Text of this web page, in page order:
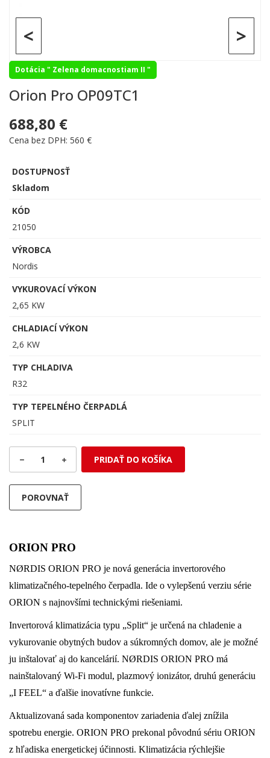
>
<
Dotácia " Zelena domacnostiam II "
Orion Pro OP09TC1
688,80 €
Cena bez DPH: 560 €
DOSTUPNOSŤ
Skladom
KÓD
21050
VÝROBCA
Nordis
VYKUROVACÍ VÝKON
2,65 KW
CHLADIACÍ VÝKON
2,6 KW
TYP CHLADIVA
R32
TYP TEPELNÉHO ČERPADLÁ
SPLIT
1 PRIDAŤ DO KOŠÍKA
POROVNAŤ
ORION PRO
NØRDIS ORION PRO je nová generácia invertorového
klimatizačného-tepelného čerpadla. Ide o vylepšenú verziu série
ORION s najnovšími technickými riešeniami.
Invertorová klimatizácia typu „Split“ je určená na chladenie a
vykurovanie obytných budov a súkromných domov, ale je možné
ju inštalovať aj do kancelárií. NØRDIS ORION PRO má
nainštalovaný Wi-Fi modul, plazmový ionizátor, druhú generáciu
„I FEEL“ a ďalšie inovatívne funkcie.
Aktualizovaná sada komponentov zariadenia ďalej znížila
spotrebu energie. ORION PRO prekonal pôvodnú sériu ORION
z hľadiska energetickej účinnosti. Klimatizácia rýchlejšie